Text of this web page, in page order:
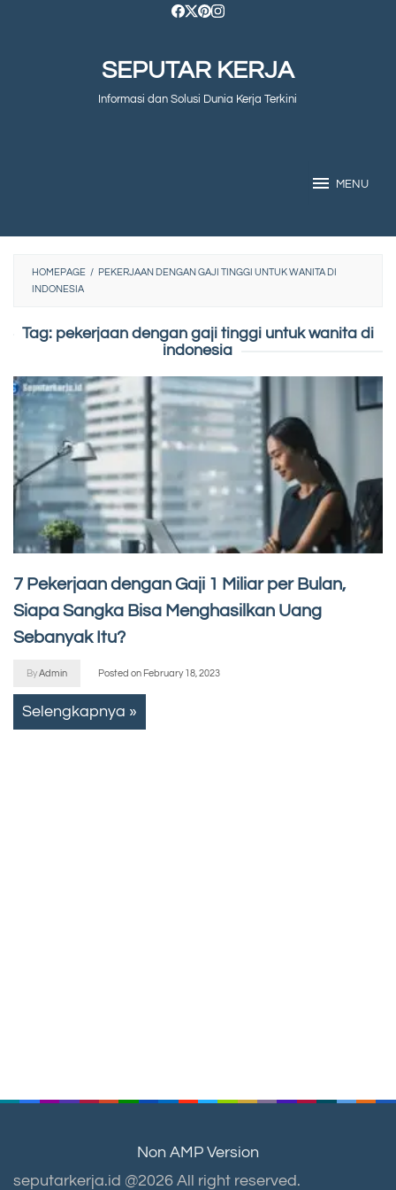
SEPUTAR KERJA
Informasi dan Solusi Dunia Kerja Terkini
MENU
HOMEPAGE / PEKERJAAN DENGAN GAJI TINGGI UNTUK WANITA DI
INDONESIA
Tag: pekerjaan dengan gaji tinggi untuk wanita di
indonesia
7 Pekerjaan dengan Gaji 1 Miliar per Bulan,
Siapa Sangka Bisa Menghasilkan Uang
Sebanyak Itu?
ByAdmin Posted on February 18, 2023
Selengkapnya »
Non AMP Version
seputarkerja.id @2026 All right reserved.